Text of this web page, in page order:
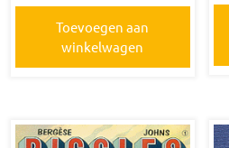
Toevoegen aan
winkelwagen